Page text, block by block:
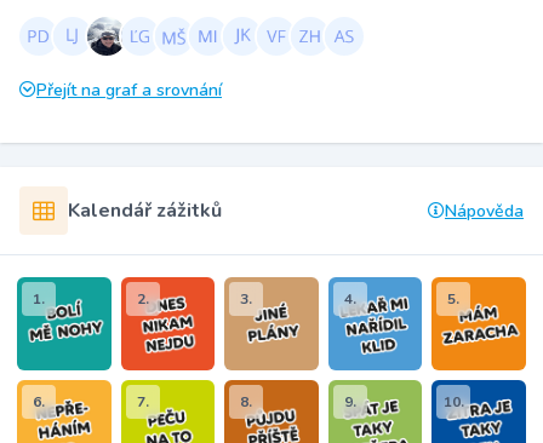
Přejít na graf a srovnání
Kalendář zážitků Nápověda
1. 2. 3. 4. 5.
6. 7. 8. 9. 10.